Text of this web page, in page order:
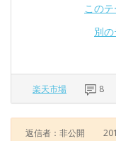
この
別
楽天市場 8
返信者：非公開